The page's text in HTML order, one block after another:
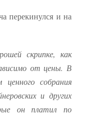
перекинулся и на
скрипке, как
от цены. В
собрания
и других
он платил по